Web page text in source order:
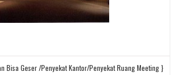
Bisa Geser /Penyekat Kantor/Penyekat Ruang Meeting }